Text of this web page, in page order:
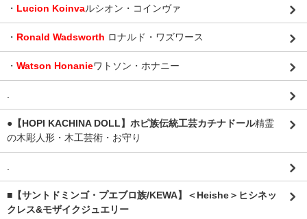
・ Lucion Koinvaルシオン・コインヴァ
・ Ronald Wadsworth ロナルド・ワズワース
・ Watson Honanieワトソン・ホナニー
●【HOPI KACHINA DOLL】ホピ族伝統工芸カチナドール精霊
の木彫人形・木工芸術・お守り
■【サントドミンゴ・プエブロ族/KEWA】＜Heishe＞ヒシネッ
クレス&モザイクジュエリー